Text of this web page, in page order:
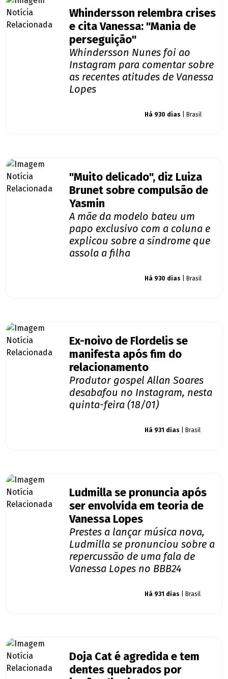
Whindersson relembra crises
e cita Vanessa: "Mania de
perseguição"
Whindersson Nunes foi ao
Instagram para comentar sobre
as recentes atitudes de Vanessa
Lopes
Há 930 dias | Brasil
"Muito delicado", diz Luiza
Brunet sobre compulsão de
Yasmin
A mãe da modelo bateu um
papo exclusivo com a coluna e
explicou sobre a síndrome que
assola a filha
Há 930 dias | Brasil
Ex-noivo de Flordelis se
manifesta após fim do
relacionamento
Produtor gospel Allan Soares
desabafou no Instagram, nesta
quinta-feira (18/01)
Há 931 dias | Brasil
Ludmilla se pronuncia após
ser envolvida em teoria de
Vanessa Lopes
Prestes a lançar música nova,
Ludmilla se pronunciou sobre a
repercussão de uma fala de
Vanessa Lopes no BBB24
Há 931 dias | Brasil
Doja Cat é agredida e tem
dentes quebrados por